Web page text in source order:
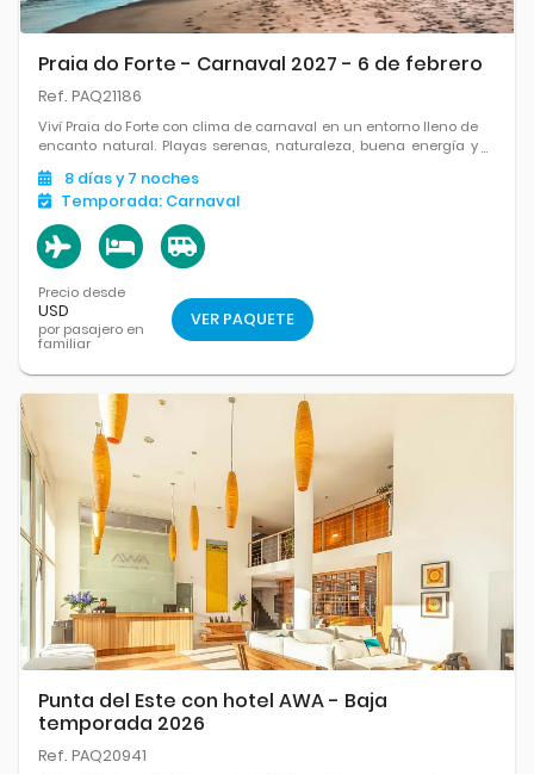
Praia do Forte - Carnaval 2027 - 6 de febrero
Ref. PAQ21186
Viví Praia do Forte con clima de carnaval en un entorno lleno de
encanto natural. Playas serenas, naturaleza, buena energía y
momentos de celebración se combinan para disfrutar Brasil
entre relax, festejos y paisajes soñados.
8 díasy 7 noches
Temporada: Carnaval
Precio desde
USD
por pasajero en
familiar
VER PAQUETE
Punta del Este con hotel AWA - Baja
temporada 2026
Ref. PAQ20941